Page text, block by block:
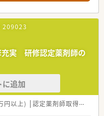
研修や外部組織と連携した研
躍できるキャリアパスが多
ーや営業部長等のマネジメン
スペシャリストを目指すこ
等の本社スタッフなど活動領
、在宅医療へもしっかりと関
209023
実 研修認定薬剤師の
に追加
円以上) 認定薬剤師取得支援あり